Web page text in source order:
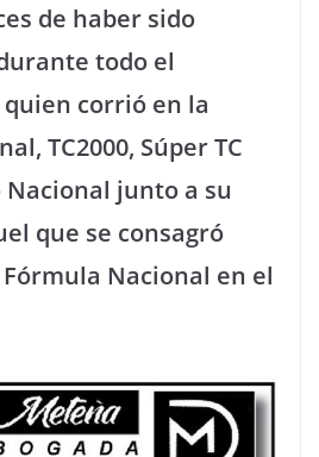
de haber sido
todo el
corrió en la
TC2000, Súper TC
Nacional junto a su
que se consagró
Nacional en el